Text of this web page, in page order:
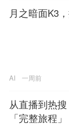
月之暗面K3
AI 一周前
从直播到热
「完整旅程」